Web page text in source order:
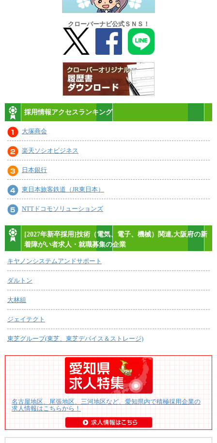
クローバーナビ公式ＳＮＳ！
採用情報アクセスランキング
大塚商会
楽天ソシオビジネス
日本銀行
東日本旅客鉄道（JR東日本）
NTTドコモソリューションズ
[2027年新卒採用]技術（電気、電子、機械）関連,大阪府の新
着障がい者求人・就職募集の企業
キヤノンシステムアンドサポート
ダルトン
大林組
ジェイテクト
東芝グループ(東芝、東芝デバイス＆ストレージ)
名古屋地区、尾張地区、三河地区など、愛知県内で積極採用企業の
求人情報はこちらから！